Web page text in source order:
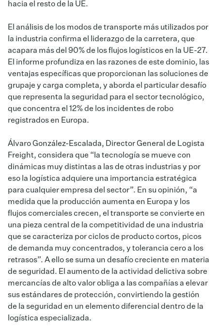
hacia el resto de la UE.
El análisis de los modos de transporte más utilizados por
la industria confirma el liderazgo de la carretera, que
acapara más del 90% de los flujos logísticos en la UE-27.
El informe profundiza en las razones de este dominio, las
ventajas específicas que proporcionan las soluciones de
grupaje y carga completa, y aborda el particular desafío
que representa la seguridad para el sector tecnológico,
que concentra el 12% de los incidentes de robo
registrados en Europa.
Álvaro González-Escalada, Director General de Logista
Freight, considera que “la tecnología se mueve con
dinámicas muy distintas a las de otras industrias y por
eso la logística adquiere una importancia estratégica
para cualquier empresa del sector”. En su opinión, “a
medida que la producción aumenta en Europa y los
flujos comerciales crecen, el transporte se convierte en
una pieza central de la competitividad de una industria
que se caracteriza por ciclos de producto cortos, picos
de demanda muy concentrados, y tolerancia cero a los
retrasos”. A ello se suma un desafío creciente en materia
de seguridad. El aumento de la actividad delictiva sobre
mercancías de alto valor obliga a las compañías a elevar
sus estándares de protección, convirtiendo la gestión
de la seguridad en un elemento diferencial dentro de la
logística especializada.